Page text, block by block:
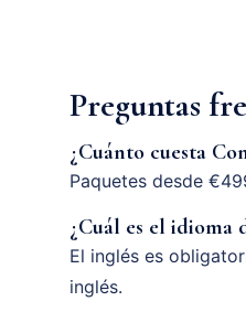
Preguntas
¿Cuánto cuesta
Paquetes desde
¿Cuál es el idioma
El inglés es
inglés.